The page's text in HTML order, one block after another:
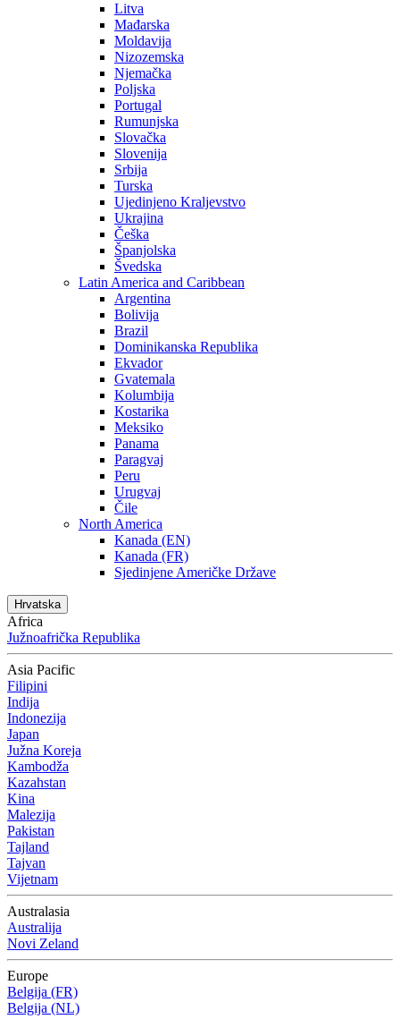
Litva
Mađarska
Moldavija
Nizozemska
Njemačka
Poljska
Portugal
Rumunjska
Slovačka
Slovenija
Srbija
Turska
Ujedinjeno Kraljevstvo
Ukrajina
Češka
Španjolska
Švedska
Latin America and Caribbean
Argentina
Bolivija
Brazil
Dominikanska Republika
Ekvador
Gvatemala
Kolumbija
Kostarika
Meksiko
Panama
Paragvaj
Peru
Urugvaj
Čile
North America
Kanada (EN)
Kanada (FR)
Sjedinjene Američke Države
Hrvatska
Africa
Južnoafrička Republika
Asia Pacific
Filipini
Indija
Indonezija
Japan
Južna Koreja
Kambodža
Kazahstan
Kina
Malezija
Pakistan
Tajland
Tajvan
Vijetnam
Australasia
Australija
Novi Zeland
Europe
Belgija (FR)
Belgija (NL)